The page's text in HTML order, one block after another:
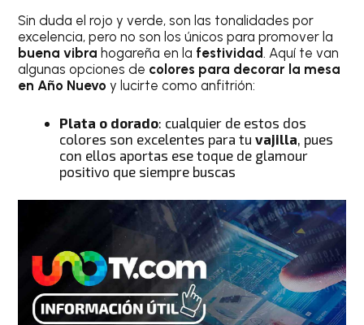
Sin duda el rojo y verde, son las tonalidades por
excelencia, pero no son los únicos para promover la
buena vibra hogareña en la festividad. Aquí te van
algunas opciones de colores para decorar la mesa
en Año Nuevo y lucirte como anfitrión:
Plata o dorado: cualquier de estos dos
colores son excelentes para tuvajilla , pues
con ellos aportas ese toque de glamour
positivo que siempre buscas